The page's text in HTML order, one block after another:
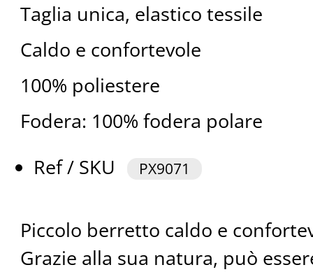
Taglia unica, elastico tessile
Caldo e confortevole
100% poliestere
Fodera: 100% fodera polare
Ref / SKU
PX9071
Piccolo berretto caldo e
Grazie alla sua natura, può